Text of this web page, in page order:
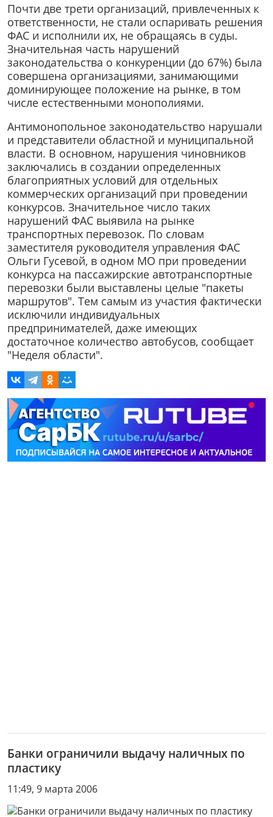
Почти две трети организаций, привлеченных к
ответственности, не стали оспаривать решения
ФАС и исполнили их, не обращаясь в суды.
Значительная часть нарушений
законодательства о конкуренции (до 67%) была
совершена организациями, занимающими
доминирующее положение на рынке, в том
числе естественными монополиями.
Антимонопольное законодательство нарушали
и представители областной и муниципальной
власти. В основном, нарушения чиновников
заключались в создании определенных
благоприятных условий для отдельных
коммерческих организаций при проведении
конкурсов. Значительное число таких
нарушений ФАС выявила на рынке
транспортных перевозок. По словам
заместителя руководителя управления ФАС
Ольги Гусевой, в одном МО при проведении
конкурса на пассажирские автотранспортные
перевозки были выставлены целые "пакеты
маршрутов". Тем самым из участия фактически
исключили индивидуальных
предпринимателей, даже имеющих
достаточное количество автобусов, сообщает
"Неделя области".
Банки ограничили выдачу наличных по
пластику
11:49, 9 марта 2006